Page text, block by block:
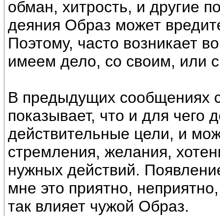
обман, хитрость, и другие
деяния Образ может
Поэтому, часто возникает
имеем дело, со своим, или
В предыдущих сообщениях
показывает, что и для чего
действительные цели, и
стремления, желания,
нужных действий.
мне это приятно,
так влияет чужой Образ.